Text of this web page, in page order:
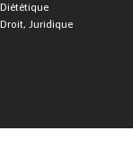
Diététique
Droit, Juridique